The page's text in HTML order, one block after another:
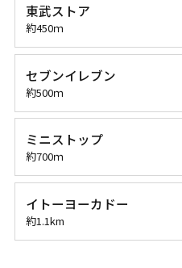
東武ストア
約450ｍ
セブンイレブン
約500ｍ
ミニストップ
約700ｍ
イトーヨーカドー
約1.1km